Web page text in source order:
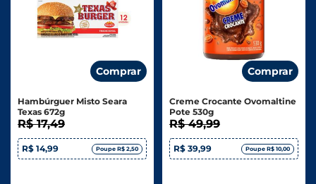
Comprar
Hambúrguer Misto Seara
Texas 672g
R$ 17,49
R$ 14,99 Poupe R$ 2,50
Comprar
Creme Crocante Ovomaltine
Pote 530g
R$ 49,99
R$ 39,99 Poupe R$ 10,00